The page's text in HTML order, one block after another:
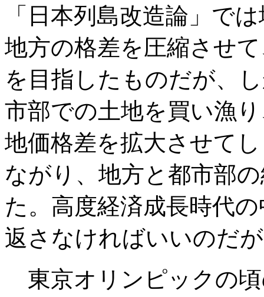
「日本列島改造論」で
地方の格差を圧縮させ
を目指したものだが、
市部での土地を買い漁
地価格差を拡大させて
ながり、地方と都市部
た。高度経済成長時代
返さなければいいのだ
東京オリンピックの